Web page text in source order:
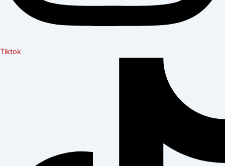
Tiktok